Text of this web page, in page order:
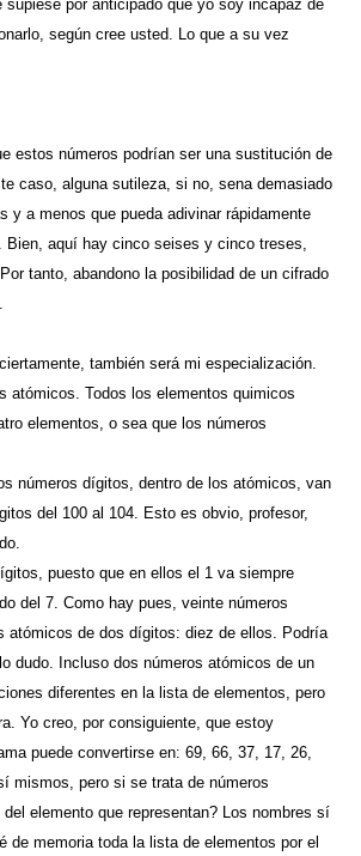
supiese por anticipado que yo soy incapaz de
según cree usted. Lo que a su vez
estos números podrían ser una sustitución de
caso, alguna sutileza, si no, sena demasiado
y a menos que pueda adivinar rápidamente
Bien, aquí hay cinco seises y cinco treses,
tanto, abandono la posibilidad de un cifrado
también será mi especialización.
atómicos. Todos los elementos quimicos
elementos, o sea que los números
números dígitos, dentro de los atómicos, van
del 100 al 104. Esto es obvio, profesor,
puesto que en ellos el 1 va siempre
del 7. Como hay pues, veinte números
atómicos de dos dígitos: diez de ellos. Podría
dudo. Incluso dos números atómicos de un
diferentes en la lista de elementos, pero
Yo creo, por consiguiente, que estoy
puede convertirse en: 69, 66, 37, 17, 26,
mismos, pero si se trata de números
elemento que representan? Los nombres sí
memoria toda la lista de elementos por el